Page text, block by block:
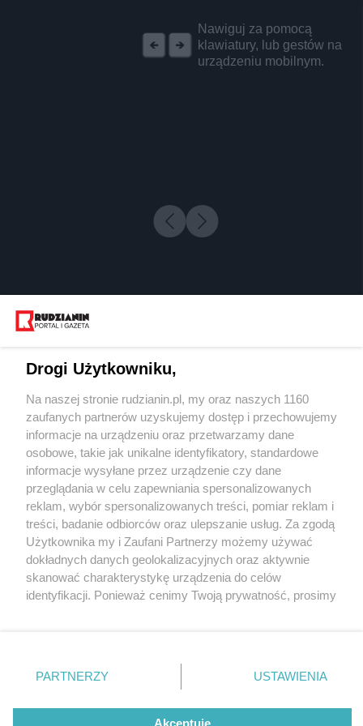
Nawiguj za pomocą
klawiatury, lub gestów na
urządzeniu mobilnym.
4 / 0
Wydawca mediów
Nie zapomnij
zapoznać się z:
polityką prywatności regulamin korzystania z portali
Twojemiasto
Piekary Śląskie
Chorzów
Tarnowskie Góry
Gliwice
Skontakuj sięz nami
Kontakt
Wydawca
Redakcja
Drogi Użytkowniku,
Na naszej stronie rudzianin.pl, my oraz naszych 1160
zaufanych partnerów uzyskujemy dostęp i przechowujemy
informacje na urządzeniu oraz przetwarzamy dane
osobowe, takie jak unikalne identyfikatory, standardowe
informacje wysyłane przez urządzenie czy dane
przeglądania w celu zapewniania spersonalizowanych
reklam, wybór spersonalizowanych treści, pomiar reklam i
treści, badanie odbiorców oraz ulepszanie usług. Za zgodą
Użytkownika my i Zaufani Partnerzy możemy używać
dokładnych danych geolokalizacyjnych oraz aktywnie
skanować charakterystykę urządzenia do celów
identyfikacji. Ponieważ cenimy Twoją prywatność, prosimy
prywatności znajdujący się w lewym dolnym rogu strony
. Niektóre rodzaje przetwarzania danych nie wymagają
zgody użytkownika, ale masz prawo sprzeciwić się
takiemu przetwarzaniu. Preferencje będą miały
PARTNERZY USTAWIENIA
Akceptuję